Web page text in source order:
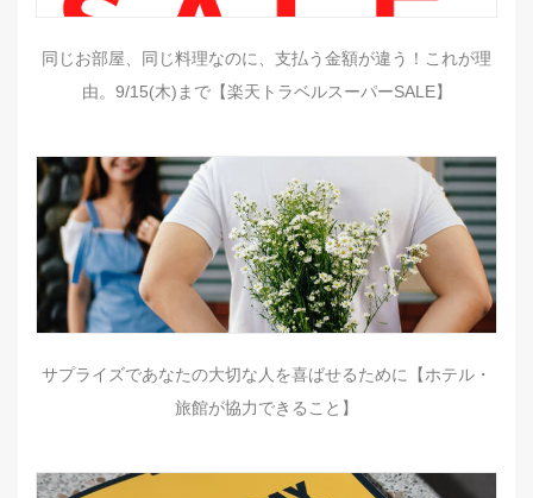
同じお部屋、同じ料理なのに、支払う金額が違う！これが理
由。9/15(木)まで【楽天トラベルスーパーSALE】
サプライズであなたの大切な人を喜ばせるために【ホテル・
旅館が協力できること】